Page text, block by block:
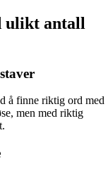
ulikt antall
å finne riktig ord med
men med riktig